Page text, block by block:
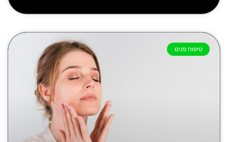
טיפוח פנים